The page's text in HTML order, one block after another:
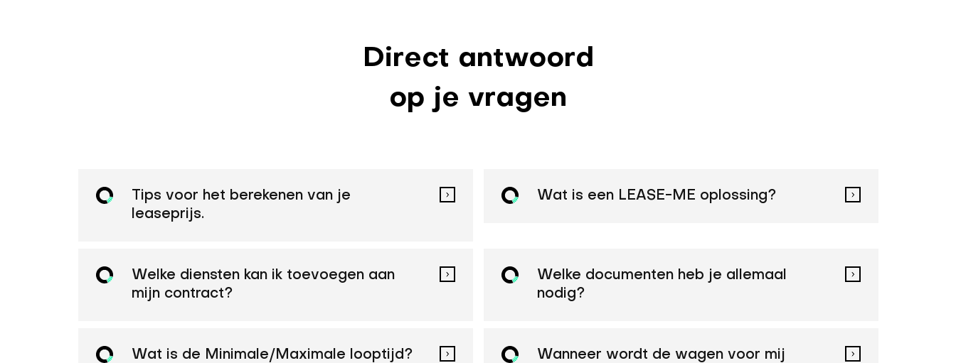
Direct antwoord
op je vragen
Tips voor het berekenen van je
leaseprijs.
Wat is een LEASE-ME oplossing?
Welke diensten kan ik toevoegen aan
mijn contract?
Welke documenten heb je allemaal
nodig?
Wat is de Minimale/Maximale looptijd?
Wanneer wordt de wagen voor mij